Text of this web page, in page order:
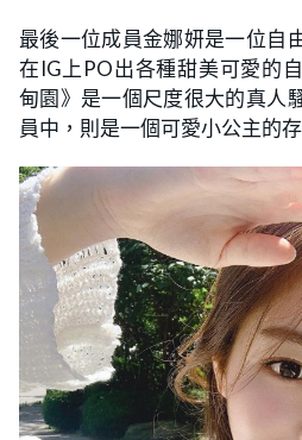
最後一位成員金娜妍是一位自
在IG上PO出各種甜美可愛的
甸園》是一個尺度很大的真人
員中，則是一個可愛小公主的存